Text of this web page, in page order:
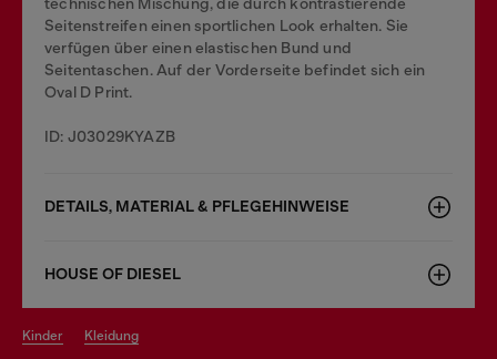
Seitenstreifen einen sportlichen Look erhalten. Sie
verfügen über einen elastischen Bund und
Seitentaschen. Auf der Vorderseite befindet sich ein
Oval D Print.
ID: J03029KYAZB
DETAILS, MATERIAL & PFLEGEHINWEISE
HOUSE OF DIESEL
kinder kleidung